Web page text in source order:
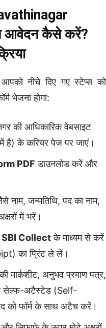
आवेदन कैसे करें?
नीचे दिए गए स्टेप्स को
भेजना होगा:
की आधिकारिक वेबसाइट
है) के करियर पेज पर जाएं।
PDF डाउनलोड करें और
नाम, जन्मतिथि, पद का नाम,
में भरें।
SBI Collectके माध्यम से करें
का प्रिंट ले लें।
मार्कशीट, अनुभव प्रमाण पत्र,
सेल्फ-अटैस्टेड (Self-
को फॉर्म के साथ अटैच करें।